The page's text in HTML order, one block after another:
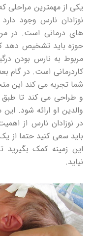
یکی از مهمترین مراحلی
نوزادان نارس وجود
های درمانی است. در
حوزه باید تشخیص دهد
مربوط به نارس بودن
کاردرمانی است. در گام
شما تجربه می کند این
و طراحی می کند تا طبق
والدین او ارائه شود.
در نوزادان نارس از
باید سعی کنید حتما از
این زمینه کمک بگیرید
نیاید.